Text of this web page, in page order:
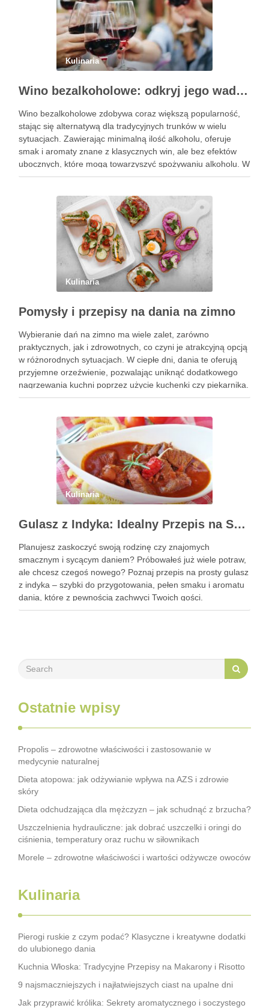
Kulinaria
Wino bezalkoholowe: odkryj jego wady i zalety
Wino bezalkoholowe zdobywa coraz większą popularność,
stając się alternatywą dla tradycyjnych trunków w wielu
sytuacjach. Zawierając minimalną ilość alkoholu, oferuje
smak i aromaty znane z klasycznych win, ale bez efektów
ubocznych, które mogą towarzyszyć spożywaniu alkoholu. W
obliczu rosnącej świadomości zdrowotnej, wiele osób
Kulinaria
Pomysły i przepisy na dania na zimno
Wybieranie dań na zimno ma wiele zalet, zarówno
praktycznych, jak i zdrowotnych, co czyni je atrakcyjną opcją
w różnorodnych sytuacjach. W ciepłe dni, dania te oferują
przyjemne orzeźwienie, pozwalając uniknąć dodatkowego
nagrzewania kuchni poprzez użycie kuchenki czy piekarnika.
To znacząco wpływa na komfort życia, zwłaszcza w gorące,
Kulinaria
Gulasz z Indyka: Idealny Przepis na Szybki i Smaczny Obiad
Planujesz zaskoczyć swoją rodzinę czy znajomych
smacznym i sycącym daniem? Próbowałeś już wiele potraw,
ale chcesz czegoś nowego? Poznaj przepis na prosty gulasz
z indyka – szybki do przygotowania, pełen smaku i aromatu
dania, które z pewnością zachwyci Twoich gości.
Zastanawiasz się, jak go przyrządzić? To bardzo proste!
Ostatnie wpisy
Propolis – zdrowotne właściwości i zastosowanie w
medycynie naturalnej
Dieta atopowa: jak odżywianie wpływa na AZS i zdrowie
skóry
Dieta odchudzająca dla mężczyzn – jak schudnąć z brzucha?
Uszczelnienia hydrauliczne: jak dobrać uszczelki i oringi do
ciśnienia, temperatury oraz ruchu w siłownikach
Morele – zdrowotne właściwości i wartości odżywcze owoców
Kulinaria
Pierogi ruskie z czym podać? Klasyczne i kreatywne dodatki
do ulubionego dania
Kuchnia Włoska: Tradycyjne Przepisy na Makarony i Risotto
9 najsmaczniejszych i najłatwiejszych ciast na upalne dni
Jak przyprawić królika: Sekrety aromatycznego i soczystego